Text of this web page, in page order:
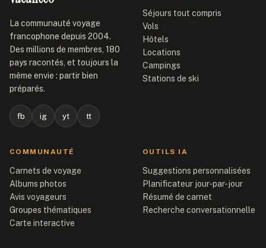
La communauté voyage
francophone depuis 2004.
Des millions de membres, 180
pays racontés, et toujours la
même envie : partir bien
préparés.
fb ig yt tt
Séjours tout compris
Vols
Hôtels
Locations
Campings
Stations de ski
COMMUNAUTÉ
Carnets de voyage
Albums photos
Avis voyageurs
Groupes thématiques
Carte interactive
OUTILS IA
Suggestions personnalisées
Planificateur jour-par-jour
Résumé de carnet
Recherche conversationnelle